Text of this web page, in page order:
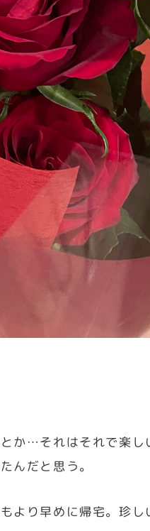
か…それはそれで楽
んだと思う。
より早めに帰宅。珍